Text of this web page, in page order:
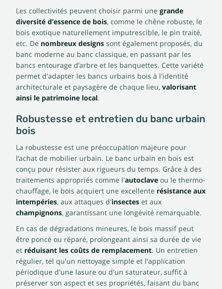
Les collectivités peuvent choisir parmi une grande
diversité d’essence de bois, comme le chêne robuste, le
bois exotique naturellement imputrescible, le pin traité,
etc. De nombreux designs sont également proposés, du
banc moderne au banc classique, en passant par les
bancs entourage d’arbre et les banquettes. Cette variété
permet d'adapter les bancs urbains bois à l'identité
architecturale et paysagère de chaque lieu, valorisant
ainsi le patrimoine local.
Robustesse et entretien du banc urbain
bois
La robustesse est une préoccupation majeure pour
l’achat de mobilier urbain. Le banc urbain en bois est
conçu pour résister aux rigueurs du temps. Grâce à des
traitements appropriés comme l'autoclave ou le thermo-
chauffage, le bois acquiert une excellente résistance aux
intempéries, aux attaques d'insectes et aux
champignons, garantissant une longévité remarquable.
En cas de dégradations mineures, le bois massif peut
être poncé ou réparé, prolongeant ainsi sa durée de vie
et réduisant les coûts de remplacement. Un entretien
régulier, tel qu'un nettoyage simple et l'application
périodique d'une lasure ou d'un saturateur, suffit à
préserver son aspect et ses propriétés, faisant du banc